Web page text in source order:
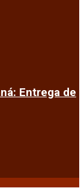
Entrega de